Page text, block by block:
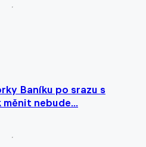
Baníku po srazu s
nebude...